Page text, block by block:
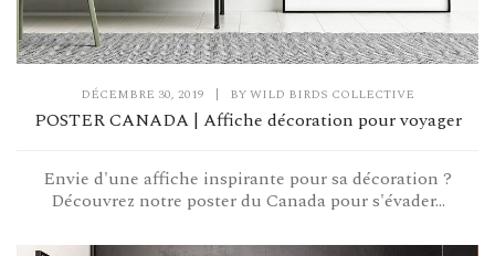
DÉCEMBRE 30, 2019 | BYWILD BIRDS COLLECTIVE
POSTER CANADA | Affiche décoration pour voyager
Envie d'une affiche inspirante pour sa décoration ?
Découvrez notre poster du Canada pour s'évader...